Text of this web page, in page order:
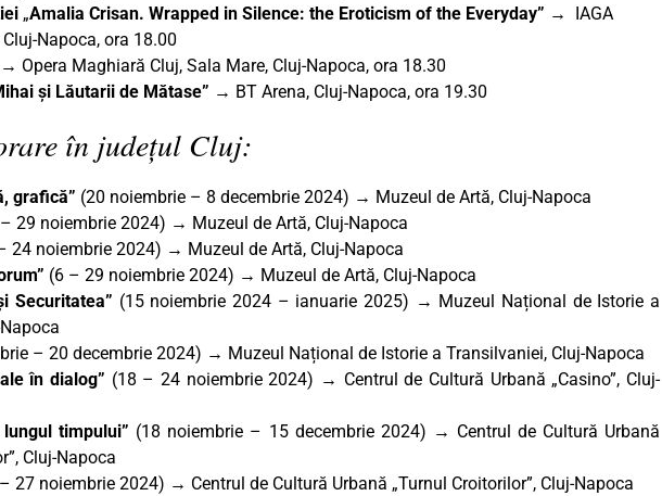
„Amalia Crisan. Wrapped in Silence: the Eroticism of the Everyday” →
IAGA
Napoca, ora 18.00
→ Opera Maghiară Cluj, Sala Mare, Cluj-Napoca, ora 18.30
și Lăutarii de Mătase” → BT Arena, Cluj-Napoca, ora 19.30
în județul Cluj:
grafică” (20 noiembrie – 8 decembrie 2024) → Muzeul de Artă, Cluj-Napoca
29 noiembrie 2024) → Muzeul de Artă, Cluj-Napoca
24 noiembrie 2024) → Muzeul de Artă, Cluj-Napoca
(6 – 29 noiembrie 2024) → Muzeul de Artă, Cluj-Napoca
Securitatea” (15 noiembrie 2024 – ianuarie 2025) → Muzeul Național de Istorie a
– 20 decembrie 2024) → Muzeul Național de Istorie a Transilvaniei, Cluj-Napoca
în dialog” (18 – 24 noiembrie 2024) → Centrul de Cultură Urbană „Casino”, Cluj-
timpului” (18 noiembrie – 15 decembrie 2024) → Centrul de Cultură Urbană
Cluj-Napoca
27 noiembrie 2024) → Centrul de Cultură Urbană „Turnul Croitorilor”, Cluj-Napoca